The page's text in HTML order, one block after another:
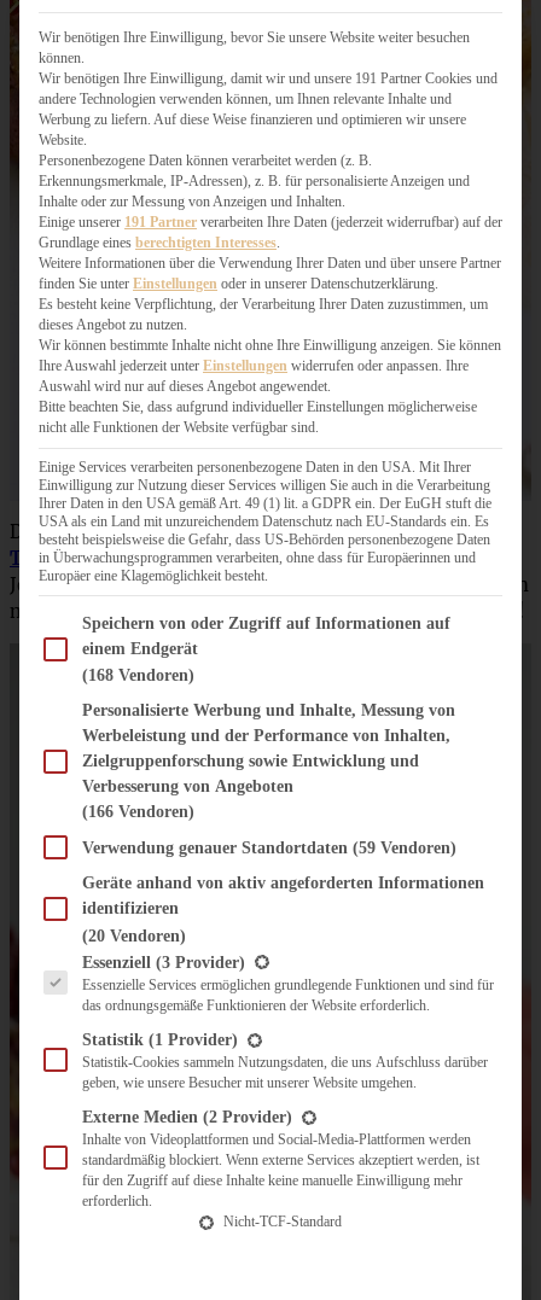
Dann habe ich natürlich den Klassiker schlechthin: den
Träubleskuchen, oder Ribiselkuchen oder
Johannisbeerkuchen – wie auch immer er bei Euch heißen
mag – super lecker und ein Muss in der Johannisbeerzeit!
Wir benötigen Ihre Einwilligung, bevor Sie unsere Website weiter besuchen
können.
Wir benötigen Ihre Einwilligung, damit wir und unsere 191 Partner Cookies und
andere Technologien verwenden können, um Ihnen relevante Inhalte und
Werbung zu liefern. Auf diese Weise finanzieren und optimieren wir unsere
Website.
Personenbezogene Daten können verarbeitet werden (z. B.
Erkennungsmerkmale, IP-Adressen), z. B. für personalisierte Anzeigen und
Inhalte oder zur Messung von Anzeigen und Inhalten.
Einige unserer 191 Partner verarbeiten Ihre Daten (jederzeit widerrufbar) auf der
Grundlage eines berechtigten Interesses
Weitere Informationen über die Verwendung Ihrer Daten und über unsere Partner
finden Sie unter Einstellungen oder in unserer Datenschutzerklärung.
Es besteht keine Verpflichtung, der Verarbeitung Ihrer Daten zuzustimmen, um
dieses Angebot zu nutzen.
Wir können bestimmte Inhalte nicht ohne Ihre Einwilligung anzeigen. Sie können
Ihre Auswahl jederzeit unter Einstellungen widerrufen oder anpassen. Ihre
Auswahl wird nur auf dieses Angebot angewendet.
Bitte beachten Sie, dass aufgrund individueller Einstellungen möglicherweise
nicht alle Funktionen der Website verfügbar sind.
Einige Services verarbeiten personenbezogene Daten in den USA. Mit Ihrer
Einwilligung zur Nutzung dieser Services willigen Sie auch in die Verarbeitung
Ihrer Daten in den USA gemäß Art. 49 (1) lit. a GDPR ein. Der EuGH stuft die
USA als ein Land mit unzureichendem Datenschutz nach EU-Standards ein. Es
besteht beispielsweise die Gefahr, dass US-Behörden personenbezogene Daten
in Überwachungsprogrammen verarbeiten, ohne dass für Europäerinnen und
Europäer eine Klagemöglichkeit besteht.
Im Folgenden finden Sie eine Liste der Zwecke des IAB Transparency and Consent
Speichern von oder Zugriff auf Informationen auf
einem Endgerät
(168 Vendoren)
Personalisierte Werbung und Inhalte, Messung von
Werbeleistung und der Performance von Inhalten,
Zielgruppenforschung sowie Entwicklung und
Verbesserung von Angeboten
(166 Vendoren)
Verwendung genauer Standortdaten (59 Vendoren)
Geräte anhand von aktiv angeforderten Informationen
identifizieren
(20 Vendoren)
Es folgt eine Liste der Service-Gruppen, für die eine Einwilligung erteilt werden
Essenziell (3 Provider)
Essenzielle Services ermöglichen grundlegende Funktionen und sind für
das ordnungsgemäße Funktionieren der Website erforderlich.
Statistik (1 Provider)
Statistik-Cookies sammeln Nutzungsdaten, die uns Aufschluss darüber
geben, wie unsere Besucher mit unserer Website umgehen.
Externe Medien (2 Provider)
Inhalte von Videoplattformen und Social-Media-Plattformen werden
standardmäßig blockiert. Wenn externe Services akzeptiert werden, ist
für den Zugriff auf diese Inhalte keine manuelle Einwilligung mehr
erforderlich.
Nicht-TCF-Standard